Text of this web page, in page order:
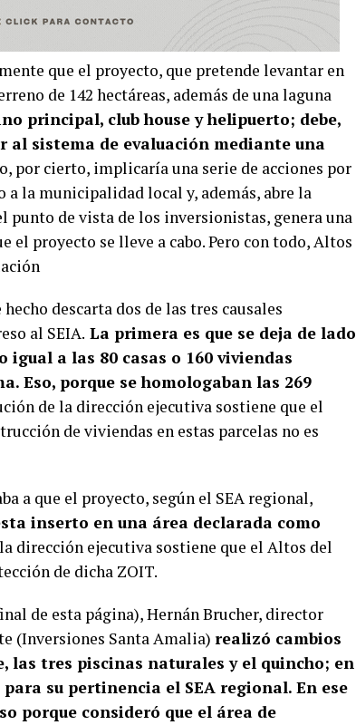
que el proyecto, que pretende levantar en
de 142 hectáreas, además de una laguna
principal, club house y helipuerto; debe,
sistema de evaluación mediante una
por cierto, implicaría una serie de acciones por
la municipalidad local y, además, abre la
punto de vista de los inversionistas, genera una
el proyecto se lleve a cabo. Pero con todo, Altos
descarta dos de las tres causales
al SEIA. La primera es que se deja de lado
a las 80 casas o 160 viviendas
Eso, porque se homologaban las 269
de la dirección ejecutiva sostiene que el
de viviendas en estas parcelas no es
a que el proyecto, según el SEA regional,
inserto en una área declarada como
dirección ejecutiva sostiene que el Altos del
de dicha ZOIT.
de esta página), Hernán Brucher, director
(Inversiones Santa Amalia) realizó cambios
las tres piscinas naturales y el quincho; en
su pertinencia el SEA regional. En ese
porque consideró que el área de